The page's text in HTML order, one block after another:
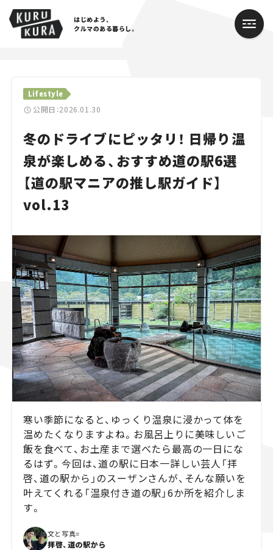
はじめよう、
クルマのある暮らし。
Lifestyle
公開日：2026.01.30
冬のドライブにピッタリ！ 日帰り温
泉が楽しめる、おすすめ道の駅6選
【道の駅マニアの推し駅ガイド】
vol.13
寒い季節になると、ゆっくり温泉に浸かって体を
温めたくなりますよね。お風呂上りに美味しいご
飯を食べて、お土産まで選べたら最高の一日にな
るはず。今回は、道の駅に日本一詳しい芸人「拝
啓、道の駅から」のスーザンさんが、そんな願いを
叶えてくれる「温泉付き道の駅」6か所を紹介しま
す。
文と写真=
拝啓、道の駅から
Cars
Lifestyle
Traffic
Special
Campaign
人気のハッシュタグ
スズキ ジムニー｜Suzuki Jimny
スズキ｜Suzuki
マツダ｜Mazda
マツダ ロードスター｜Mazda Roadster